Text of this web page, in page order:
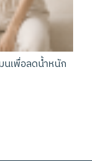
นเพื่อลดน้ำหนัก